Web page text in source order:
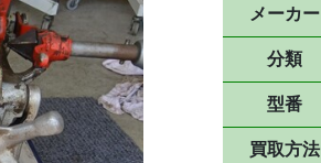
メーカー
分類
型番
買取方法